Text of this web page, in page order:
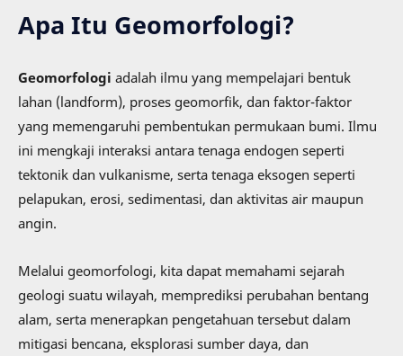
Apa Itu Geomorfologi?
Geomorfologi adalah ilmu yang mempelajari bentuk
lahan (landform), proses geomorfik, dan faktor-faktor
yang memengaruhi pembentukan permukaan bumi. Ilmu
ini mengkaji interaksi antara tenaga endogen seperti
tektonik dan vulkanisme, serta tenaga eksogen seperti
pelapukan, erosi, sedimentasi, dan aktivitas air maupun
angin.
Melalui geomorfologi, kita dapat memahami sejarah
geologi suatu wilayah, memprediksi perubahan bentang
alam, serta menerapkan pengetahuan tersebut dalam
mitigasi bencana, eksplorasi sumber daya, dan